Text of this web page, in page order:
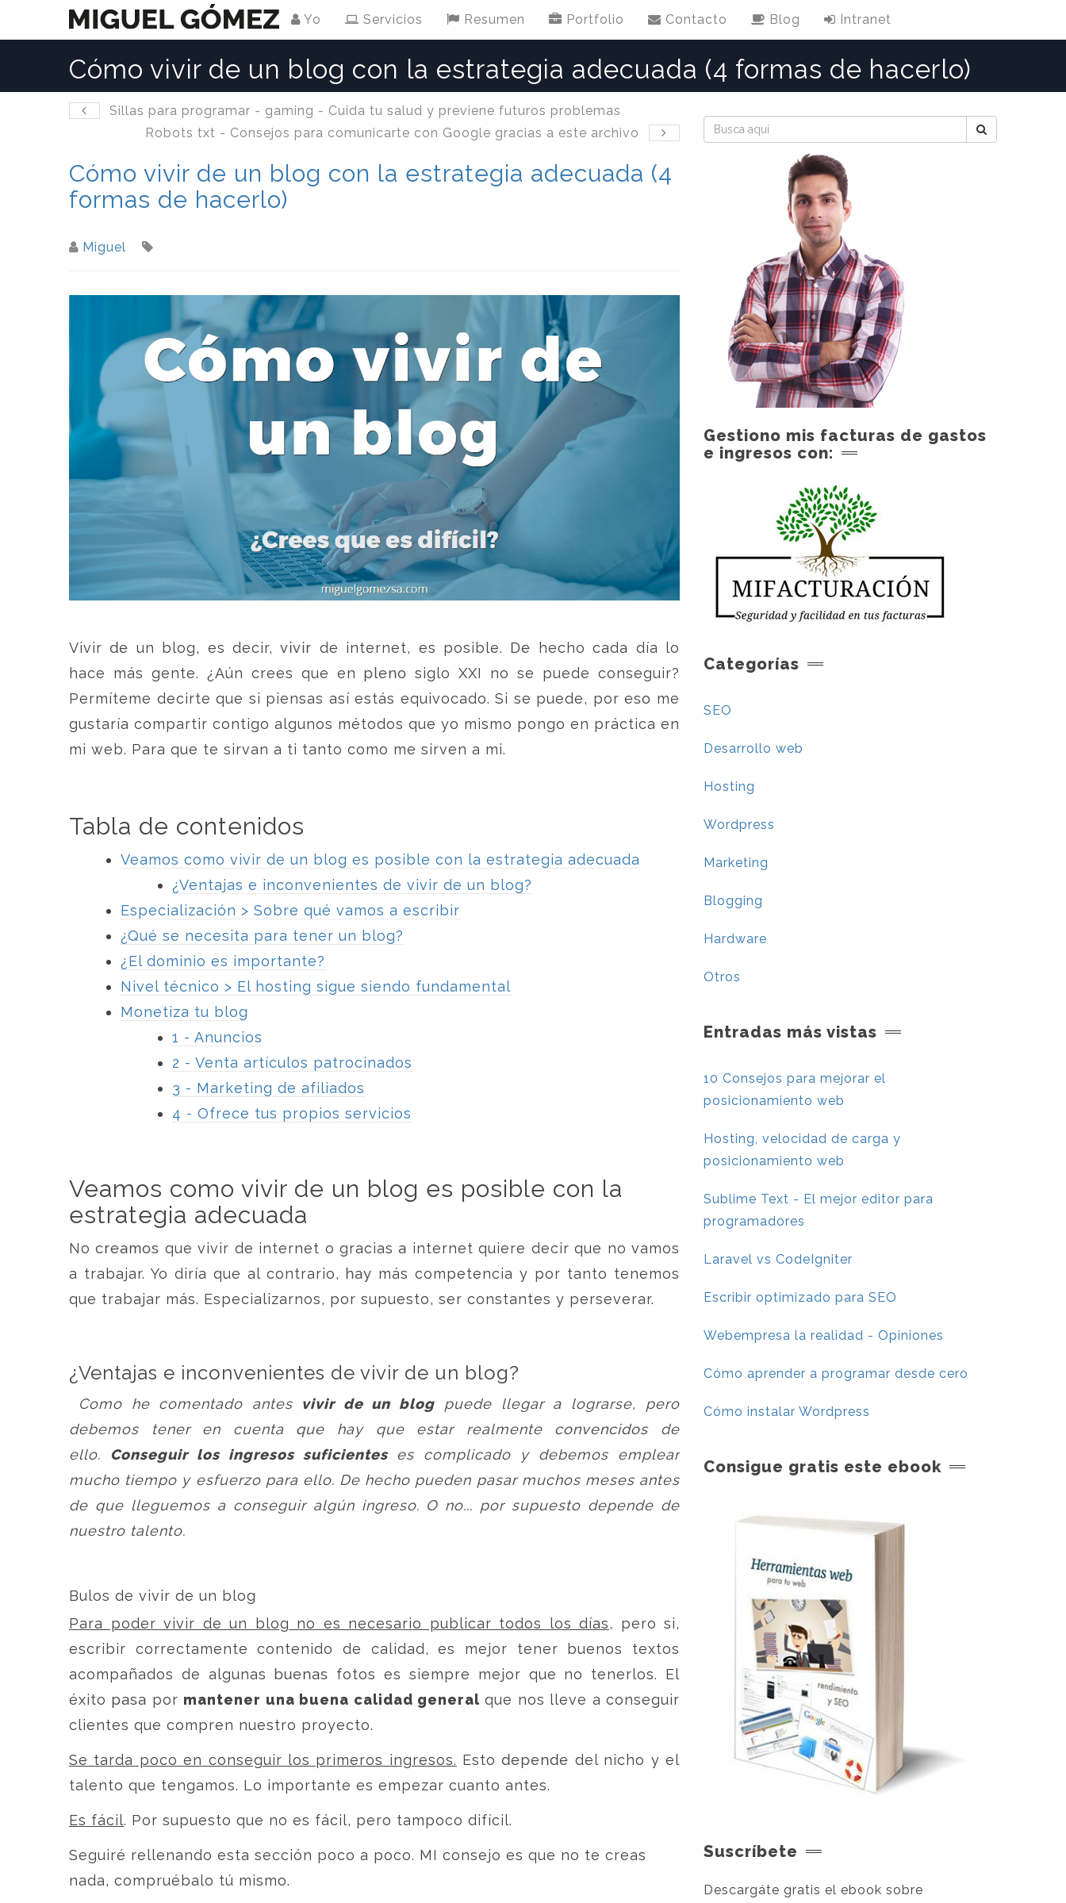
Yo Servicios Resumen Portfolio Contacto Blog Intranet
Cómo vivir de un blog con la estrategia adecuada (4 formas de hacerlo)
Sillas para programar - gaming - Cuida tu salud y previene futuros problemas
Robots txt - Consejos para comunicarte con Google gracias a este archivo
Cómo vivir de un blog con la estrategia adecuada (4
formas de hacerlo)
Miguel
Vivir de un blog, es decir, vivir de internet, es posible. De hecho cada día lo
hace más gente. ¿Aún crees que en pleno siglo XXI no se puede conseguir?
Permíteme decirte que si piensas así estás equivocado. Si se puede, por eso me
gustaría compartir contigo algunos métodos que yo mismo pongo en práctica en
mi web. Para que te sirvan a ti tanto como me sirven a mi.
Tabla de contenidos
Veamos como vivir de un blog es posible con la estrategia adecuada
¿Ventajas e inconvenientes de vivir de un blog?
Especialización > Sobre qué vamos a escribir
¿Qué se necesita para tener un blog?
¿El dominio es importante?
Nivel técnico > El hosting sigue siendo fundamental
Monetiza tu blog
1 - Anuncios
2 - Venta artículos patrocinados
3 - Marketing de afiliados
4 - Ofrece tus propios servicios
Veamos como vivir de un blog es posible con la
estrategia adecuada
No creamos que vivir de internet o gracias a internet quiere decir que no vamos
a trabajar. Yo diría que al contrario, hay más competencia y por tanto tenemos
que trabajar más. Especializarnos, por supuesto, ser constantes y perseverar.
¿Ventajas e inconvenientes de vivir de un blog?
Como he comentado antes vivir de un blog puede llegar a lograrse, pero
debemos tener en cuenta que hay que estar realmente convencidos de
ello.
Conseguir los ingresos suficienteses complicado y debemos emplear
mucho tiempo y esfuerzo para ello. De hecho pueden pasar muchos meses antes
de que lleguemos a conseguir algún ingreso. O no... por supuesto depende de
nuestro talento.
Bulos de vivir de un blog
Para poder vivir de un blog no es necesario publicar todos los días, pero si,
escribir correctamente contenido de calidad, es mejor tener buenos textos
acompañados de algunas buenas fotos es siempre mejor que no tenerlos. El
éxito pasa por mantener una buena calidad general que nos lleve a conseguir
clientes que compren nuestro proyecto.
Se tarda poco en conseguir los primeros ingresos. Esto depende del nicho y el
talento que tengamos. Lo importante es empezar cuanto antes.
Es fácil. Por supuesto que no es fácil, pero tampoco difícil.
Seguiré rellenando esta sección poco a poco. MI consejo es que no te creas
nada, compruébalo tú mismo.
Gestiono mis facturas de gastos
e ingresos con:
Categorías
SEO
Desarrollo web
Hosting
Wordpress
Marketing
Blogging
Hardware
Otros
Entradas más vistas
10 Consejos para mejorar el
posicionamiento web
Hosting, velocidad de carga y
posicionamiento web
Sublime Text - El mejor editor para
programadores
Laravel vs CodeIgniter
Escribir optimizado para SEO
Webempresa la realidad - Opiniones
Cómo aprender a programar desde cero
Cómo instalar Wordpress
Consigue gratis este ebook
Suscríbete
Descargáte gratis el ebook sobre